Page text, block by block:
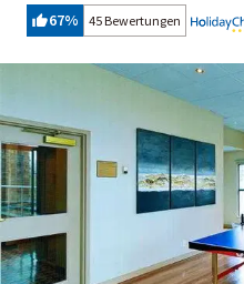
67% 45 Bewertungen